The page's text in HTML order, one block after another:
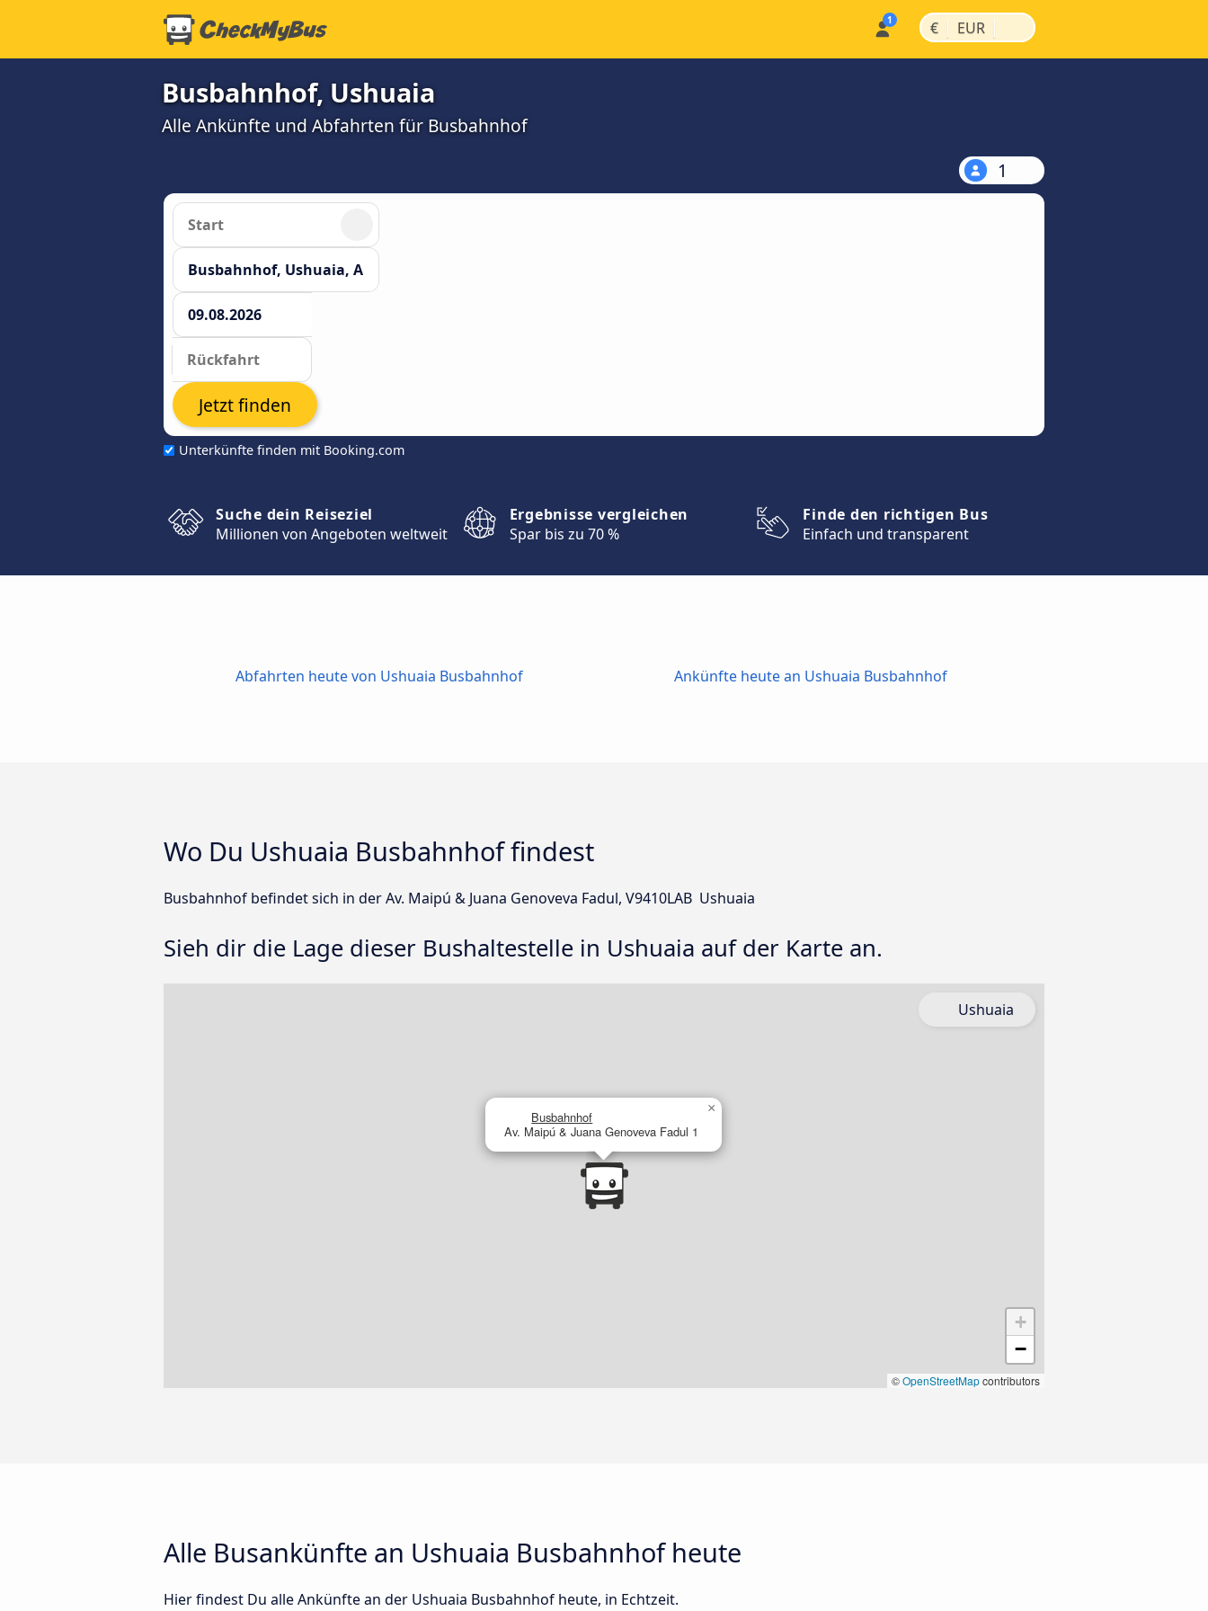
€ | EUR |
Busbahnhof, Ushuaia
Alle Ankünfte und Abfahrten für Busbahnhof
1
Unterkünfte finden mit Booking.com
Jetzt finden
Suche dein Reiseziel
Millionen von Angeboten weltweit
Ergebnisse vergleichen
Spar bis zu 70 %
Finde den richtigen Bus
Einfach und transparent
Abfahrten heute von Ushuaia Busbahnhof Ankünfte heute an Ushuaia Busbahnhof
Wo Du Ushuaia Busbahnhof findest
Busbahnhof befindet sich in der Av. Maipú & Juana Genoveva Fadul, V9410LAB Ushuaia
Sieh dir die Lage dieser Bushaltestelle in Ushuaia auf der Karte an.
Busbahnhof
Av. Maipú & Juana Genoveva Fadul 1
×
+
−
©OpenStreetMapcontributors
Ushuaia
Alle Busankünfte an Ushuaia Busbahnhof heute
Hier findest Du alle Ankünfte an der Ushuaia Busbahnhof heute, in Echtzeit.